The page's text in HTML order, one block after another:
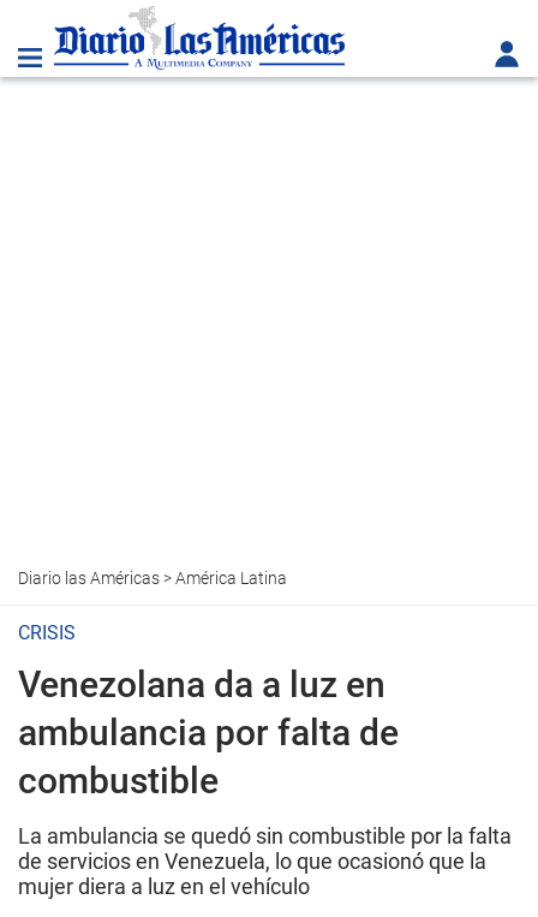
Diario las Américas>América Latina
CRISIS
Venezolana da a luz en
ambulancia por falta de
combustible
La ambulancia se quedó sin combustible por la falta
de servicios en Venezuela, lo que ocasionó que la
mujer diera a luz en el vehículo